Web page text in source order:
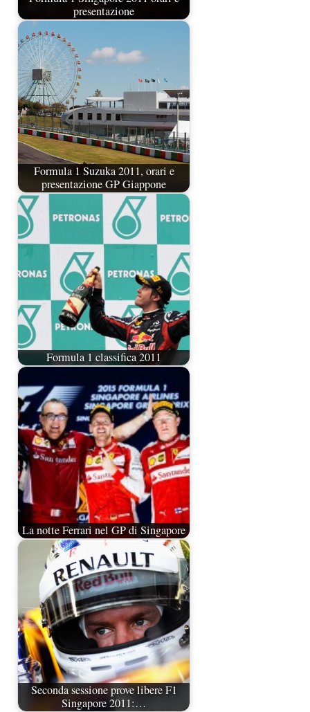
presentazione
Formula 1 Suzuka 2011, orari e
presentazione GP Giappone
Formula 1 classifica 2011
La notte Ferrari nel GP di Singapore
Seconda sessione prove libere F1
Singapore 2011:…